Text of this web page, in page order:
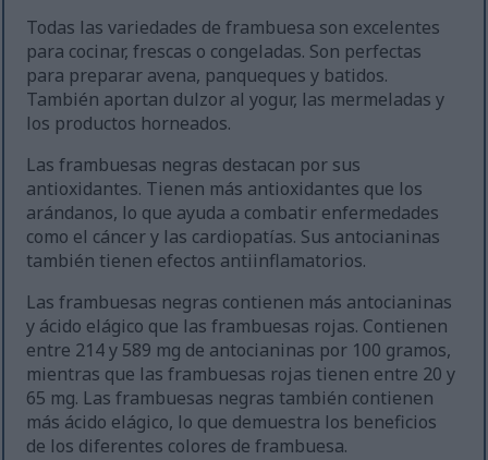
Todas las variedades de frambuesa son excelentes
para cocinar, frescas o congeladas. Son perfectas
para preparar avena, panqueques y batidos.
También aportan dulzor al yogur, las mermeladas y
los productos horneados.
Las frambuesas negras destacan por sus
antioxidantes. Tienen más antioxidantes que los
arándanos, lo que ayuda a combatir enfermedades
como el cáncer y las cardiopatías. Sus antocianinas
también tienen efectos antiinflamatorios.
Las frambuesas negras contienen más antocianinas
y ácido elágico que las frambuesas rojas. Contienen
entre 214 y 589 mg de antocianinas por 100 gramos,
mientras que las frambuesas rojas tienen entre 20 y
65 mg. Las frambuesas negras también contienen
más ácido elágico, lo que demuestra los beneficios
de los diferentes colores de frambuesa.